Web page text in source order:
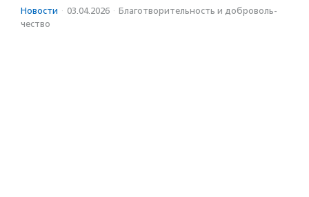
Новости · 03.04.2026 · Благотвори­тель­ность и доброволь­
чест­во